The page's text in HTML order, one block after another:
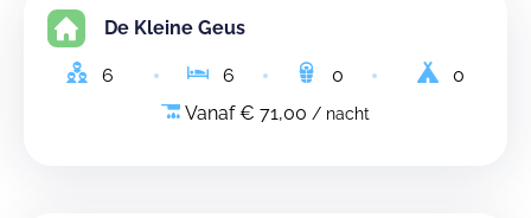
De Kleine Geus
6 6 0
0
Vanaf € 71,00 / nacht